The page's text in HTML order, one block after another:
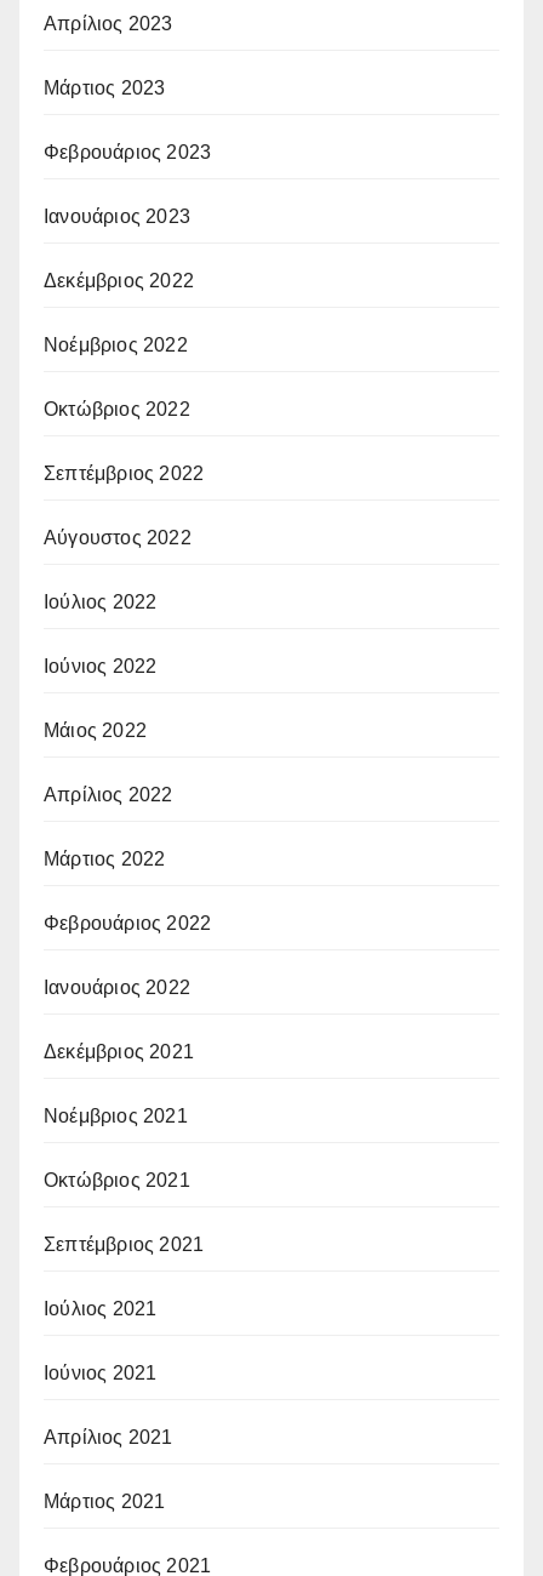
Απρίλιος 2023
Μάρτιος 2023
Φεβρουάριος 2023
Ιανουάριος 2023
Δεκέμβριος 2022
Νοέμβριος 2022
Οκτώβριος 2022
Σεπτέμβριος 2022
Αύγουστος 2022
Ιούλιος 2022
Ιούνιος 2022
Μάιος 2022
Απρίλιος 2022
Μάρτιος 2022
Φεβρουάριος 2022
Ιανουάριος 2022
Δεκέμβριος 2021
Νοέμβριος 2021
Οκτώβριος 2021
Σεπτέμβριος 2021
Ιούλιος 2021
Ιούνιος 2021
Απρίλιος 2021
Μάρτιος 2021
Φεβρουάριος 2021